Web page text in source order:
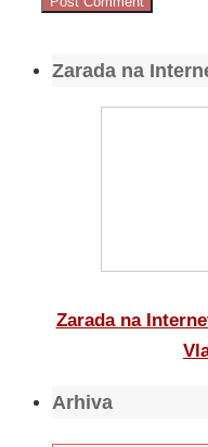
Zarada na
Zarada na
Arhiva